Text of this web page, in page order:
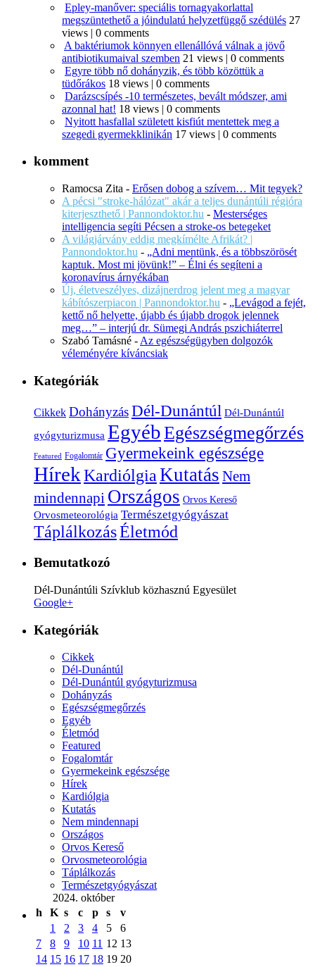
Epley-manőver: speciális tornagyakorlattal
megszüntethető a jóindulatú helyzetfüggő szédülés 27
views | 0 comments
A baktériumok könnyen ellenállóvá válnak a jövő
antibiotikumaival szemben 21 views | 0 comments
Egyre több nő dohányzik, és több közöttük a
tüdőrákos 18 views | 0 comments
Darázscsípés -10 természetes, bevált módszer, ami
azonnal hat! 18 views | 0 comments
Nyitott hasfallal született kisfiút mentettek meg a
szegedi gyermekklinikán 17 views | 0 comments
komment
Ramocsa Zita - Erősen dobog a szívem… Mit tegyek?
A pécsi "stroke-hálózat" akár a teljes dunántúli régióra
kiterjeszthető | Pannondoktor.hu - Mesterséges
intelligencia segíti Pécsen a stroke-os betegeket
A világjárvány eddig megkímélte Afrikát? |
Pannondoktor.hu - „Adni mentünk, és a többszörösét
kaptuk. Most mi jövünk!” – Élni és segíteni a
koronavírus árnyékában
Új, életveszélyes, dizájnerdrog jelent meg a magyar
kábítószerpiacon | Pannondoktor.hu - „Levágod a fejét,
kettő nő helyette, újabb és újabb drogok jelennek
meg…” – interjú dr. Sümegi András pszichiáterrel
Szabó Tamásné - Az egészségügyben dolgozók
véleményére kíváncsiak
Kategóriák
Cikkek DohányzásDél-Dunántúl Dél-Dunántúl
gyógyturizmusa EgyébEgészségmegőrzés
Featured Fogalomtár Gyermekeink egészsége
HírekKardiólgiaKutatás Nem
mindennapi Országos Orvos Kereső
Orvosmeteorológia Természetgyógyászat
TáplálkozásÉletmód
Bemutatkozó
Dél-Dunántúli Szívklub közhasznú Egyesület
Google+
Kategóriák
Cikkek
Dél-Dunántúl
Dél-Dunántúl gyógyturizmusa
Dohányzás
Egészségmegőrzés
Egyéb
Életmód
Featured
Fogalomtár
Gyermekeink egészsége
Hírek
Kardiólgia
Kutatás
Nem mindennapi
Országos
Orvos Kereső
Orvosmeteorológia
Táplálkozás
Természetgyógyászat
2024. október
h
K s c p s
v
1
2 3 4 5
6
7
8 9 10 11 12 13
14 15 16 17 18 19 20